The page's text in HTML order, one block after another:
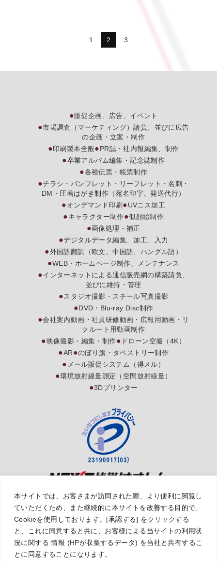
本サイトでは、お客さまが訪問された際、より便利に閲覧し
ていただくため、また継続的に本サイトを改善する目的で、
Cookieを使用しております。[承認する] をクリックする
と、これに同意すると共に、お客様による当サイトの利用状
況に関する 情報 (HPが収集するデータ) を当社と共有するこ
とに同意することになります。
1 2 3
販促企画、広告、イベント
市場調査（マーケティング）請負、並びに広告
の企画・立案・制作
印刷製本全般
PR誌・社内報編集、制作
卒業アルバム編集・記念誌制作
各種伝票・帳票制作
チラシ・パンフレット・リーフレット・名刺・
DM・圧着はがき制作（宛名印字、発送代行）
オンデマンド印刷
UVニス加工
キャラクター制作
似顔絵制作
画像処理・補正
デジタルデータ編集、加工、入力
外国語翻訳（欧文、中国語、ハングル語）
WEB・ホームページ制作、メンテナンス
インターネットによる通信販売網の構築請負、
並びに維持・管理
スタジオ撮影・スチール写真撮影
DVD・Blu-ray Disc制作
会社案内動画・社員研修動画・広報用動画・リ
クルート用動画制作
映像撮影・編集・制作
ドローン空撮（4K）
AR
のぼり旗・タペストリー制作
メール販促システム（得メル）
環境放射線量測定（空間放射線量）
3Dプリンター
〒970-8032 福島県いわき市平下荒川字諏訪下36番地の1
TEL0246-25-0111 FAX 0246-25-0113
©Next Information Hamashin Co., Ltd. All rights
reserved.